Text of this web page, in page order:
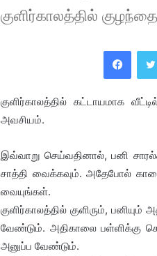
குளிர்காலத்தில்
குளிர்காலத்தில் கட்டாயமாக
அவசியம்.
இவ்வாறு செய்வதினால், பனி
சாத்தி வைக்கவும். அதேபோல்
வையுங்கள்.
குளிர்காலத்தில் குளிரும்,
வேண்டும். அதிகாலை பள்ளிக்கு
அனுப்ப வேண்டும்.